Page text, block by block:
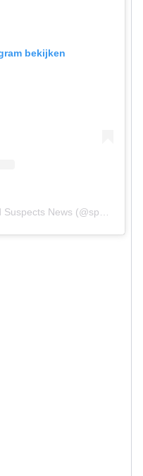
bekijken
Een bericht gedeeld door Speed Suspects News (@speedsuspectsnews)